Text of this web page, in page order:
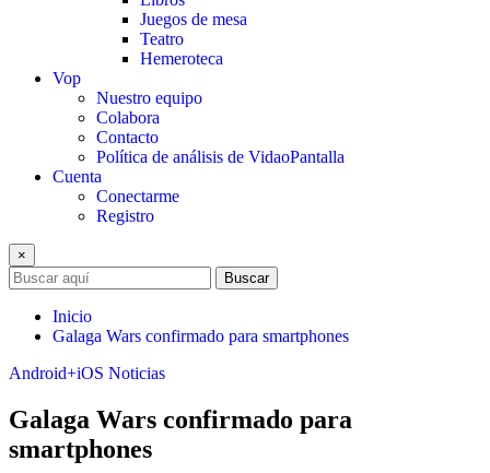
Juegos de mesa
Teatro
Hemeroteca
Vop
Nuestro equipo
Colabora
Contacto
Política de análisis de VidaoPantalla
Cuenta
Conectarme
Registro
×
Buscar
Inicio
Galaga Wars confirmado para smartphones
Android+iOS Noticias
Galaga Wars confirmado para
smartphones